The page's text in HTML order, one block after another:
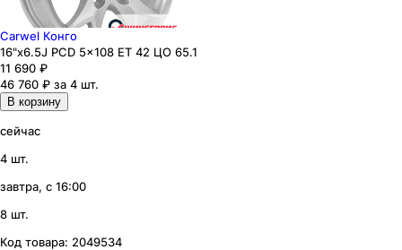
Carwel Конго
16"x6.5J PCD 5x108 ЕТ 42 ЦО 65.1
11 690 ₽
46 760 ₽ за 4 шт.
В корзину
сейчас
4 шт.
завтра, с 16:00
8 шт.
Код товара: 2049534